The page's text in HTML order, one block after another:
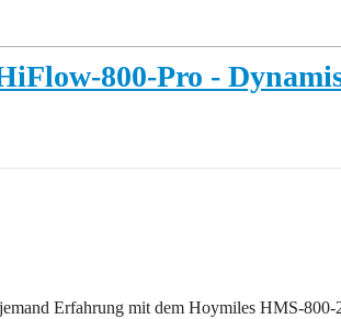
800-Pro -
Erfahrung mit dem Hoymiles HMS-